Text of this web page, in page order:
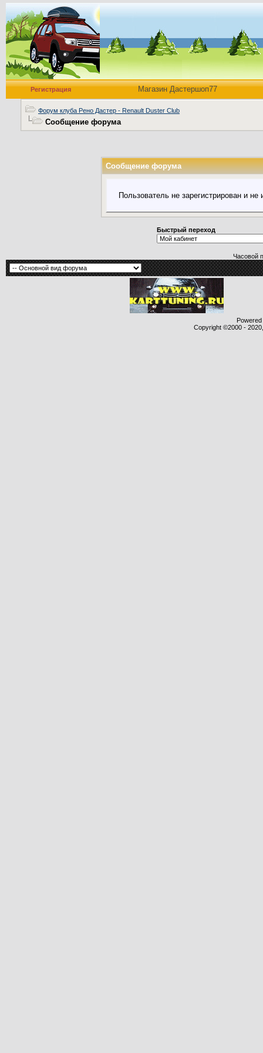
Регистрация Магазин Дастершоп77
Форум клуба Рено Дастер - Renault Duster Club
Сообщение форума
Сообщение форума
Пользователь не зарегистрирован и
Быстрый переход
Часовой
Copyright ©2000 -